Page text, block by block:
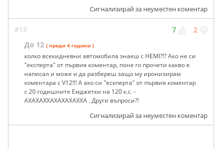
Сигнализирай за неуместен коментар
#13 7 2
До 12 ( преди 4 години )
колко всекидневни автомобила знаеш с HEMI?!? Ако не си
"експерта" от първия коментар, поне го прочети какво е
написал и може и да разбереш защо му иронизирам
коментара с V12!!! А ако си "ескперта" от първия коментар
с 20 годишните Емджетки на 120 к.с. -
АХАХАХХАХАХАХАХХА . Други въпроси?!
Сигнализирай за неуместен коментар